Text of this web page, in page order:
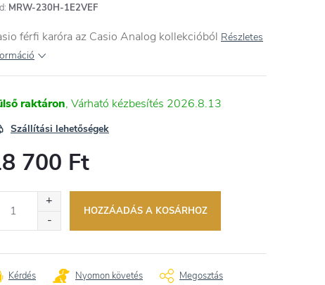
MRW-230H-1E2VEF
férfi karóra az Casio Analog kollekcióból Részletes
raktáron 2026.8.13
Szállítási lehetőségek
700 Ft
HOZZÁADÁS A KOSÁRHOZ
Kérdés Nyomon követés Megosztás